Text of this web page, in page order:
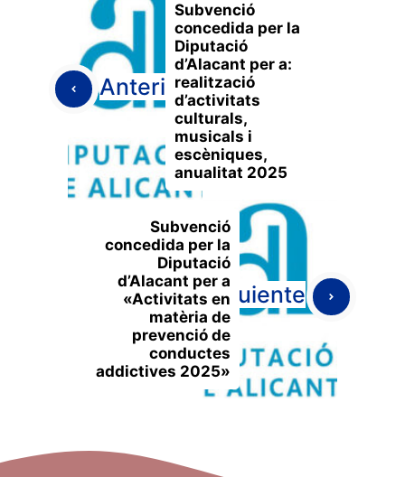
Anterior
Subvenció
concedida per la
Diputació
d’Alacant per a:
realització
d’activitats
culturals,
musicals i
escèniques,
anualitat 2025
Subvenció
concedida per la
Diputació
d’Alacant per a
«Activitats en
matèria de
prevenció de
conductes
addictives 2025»
Siguiente